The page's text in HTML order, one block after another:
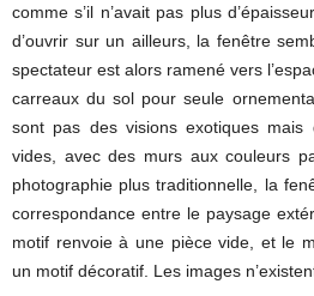
comme s’il n’avait pas plus
d’ouvrir sur un ailleurs, la fenêtre
spectateur est alors ramené vers
carreaux du sol pour seule
sont pas des visions exotiques mais
vides, avec des murs aux couleurs
photographie plus traditionnelle, la
correspondance entre le paysage
motif renvoie à une pièce vide, et le
un motif décoratif. Les images